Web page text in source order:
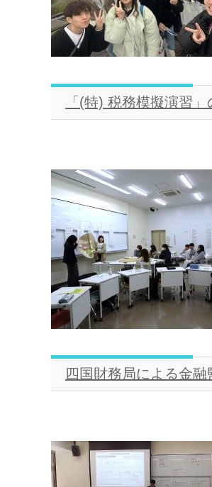
「(特) 税務模擬演習
四国財務局による金